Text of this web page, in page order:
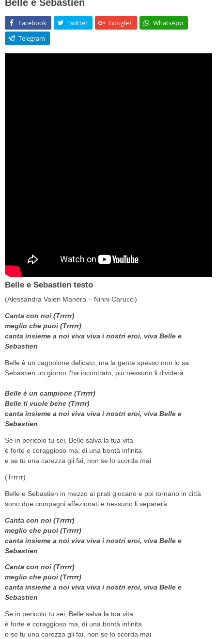
Belle e Sebastien
Facebook Twitter Google+
WhatsApp
Telegram
Belle e Sebastien testo
(Alessandra Valeri Manera – Ninni Carucci)
Canta con noi (Trrrrr)
meglio che puoi (Trrrrr)
canta insieme a noi viva viva i nostri eroi, viva Belle e
Sebastien
Belle è un cagnolone delicato, ma la gente spesso non lo sa
Sebastien un giorno l’ha incontrato, più nessuno li dividerà
Belle è un campione (Trrrrr)
Belle ti vuole bene (Trrrrr)
canta insieme a noi viva viva i nostri eroi, viva Belle e
Sebastien
Se in pericolo tu sei, Belle salva la tua vita
è forte e coraggioso ma, di una bontà infinita
e se tu una carezza gli fai, non se lo scorda mai
(Trrrrr)
Belle e Sebastien in mezzo ai prati giocano e poi tornano in città
sono due compagni affezionati e nessuno li separerà
Canta con noi (Trrrrr)
meglio che puoi (Trrrrr)
canta insieme a noi viva viva i nostri eroi, viva Belle e
Sebastien
Canta con noi (Trrrrr)
meglio che puoi (Trrrrr)
canta insieme a noi viva viva i nostri eroi, viva Belle e
Sebastien
Se in pericolo tu sei, Belle salva la tua vita
è forte e coraggioso ma, di una bontà infinita
e se tu una carezza gli fai, non se lo scorda mai